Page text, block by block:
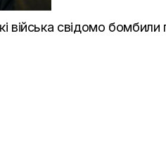
війська свідомо